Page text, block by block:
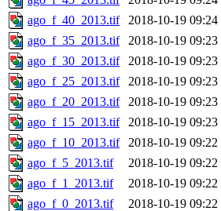
ago_f_40_2013.tif
2018-10-19 09:24
ago_f_35_2013.tif
2018-10-19 09:23
ago_f_30_2013.tif
2018-10-19 09:23
ago_f_25_2013.tif
2018-10-19 09:23
ago_f_20_2013.tif
2018-10-19 09:23
ago_f_15_2013.tif
2018-10-19 09:23
ago_f_10_2013.tif
2018-10-19 09:22
ago_f_5_2013.tif
2018-10-19 09:22
ago_f_1_2013.tif
2018-10-19 09:22
ago_f_0_2013.tif
2018-10-19 09:22